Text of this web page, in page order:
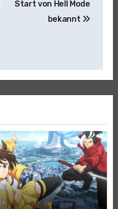
Start von Hell Mode
bekannt